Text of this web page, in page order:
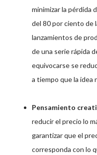
minimizar la pérdida
del 80 por ciento de
lanzamientos de
de una serie rápida
equivocarse se
a tiempo que la
Pensamiento
reducir el precio lo
garantizar que el
corresponda con lo